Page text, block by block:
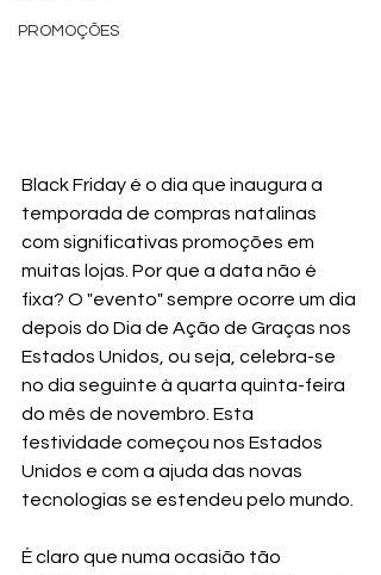
PROMOÇÕES
Black Friday é o dia que inaugura a
temporada de compras natalinas
com significativas promoções em
muitas lojas. Por que a data não é
fixa? O "evento" sempre ocorre um dia
depois do Dia de Ação de Graças nos
Estados Unidos, ou seja, celebra-se
no dia seguinte à quarta quinta-feira
do mês de novembro. Esta
festividade começou nos Estados
Unidos e com a ajuda das novas
tecnologias se estendeu pelo mundo.
É claro que numa ocasião tão